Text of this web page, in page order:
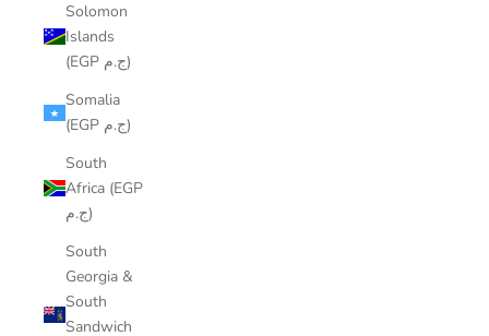
Solomon
Islands
(EGP ج.م)
Somalia
(EGP ج.م)
South
Africa (EGP
ج.م)
South
Georgia &
South
Sandwich